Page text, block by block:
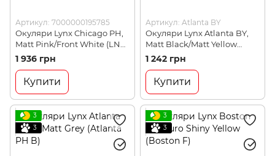
Артикул: 7000000195785
Окуляри Lynx Chicago PH,
Matt Pink/Front White (LNX
CHICAGO PH WP)
1 936 грн
Купити
Артикул: Atlanta BY
Окуляри Lynx Atlanta BY,
Matt Black/Matt Yellow
(Atlanta BY)
1 242 грн
Купити
3
3
3
3